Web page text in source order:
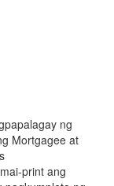
ng
Mortgagee at
print ang